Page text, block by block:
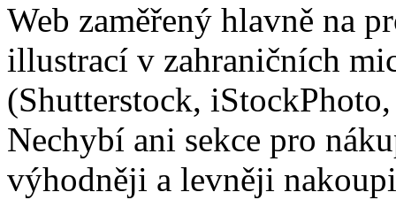
Web zaměřený hlavně na
illustrací v zahraničních
(Shutterstock,
Nechybí ani sekce pro
výhodněji a levněji